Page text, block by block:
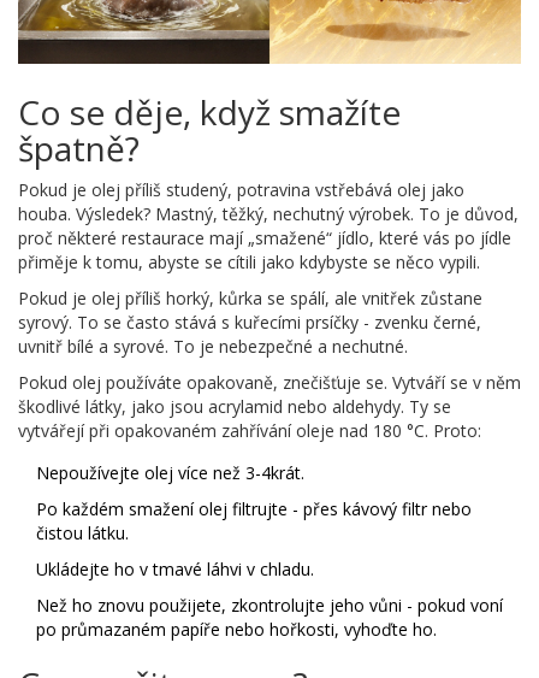
Co se děje, když smažíte
špatně?
Pokud je olej příliš studený, potravina vstřebává olej jako
houba. Výsledek? Mastný, těžký, nechutný výrobek. To je důvod,
proč některé restaurace mají „smažené“ jídlo, které vás po jídle
přiměje k tomu, abyste se cítili jako kdybyste se něco vypili.
Pokud je olej příliš horký, kůrka se spálí, ale vnitřek zůstane
syrový. To se často stává s kuřecími prsíčky - zvenku černé,
uvnitř bílé a syrové. To je nebezpečné a nechutné.
Pokud olej používáte opakovaně, znečišťuje se. Vytváří se v něm
škodlivé látky, jako jsou acrylamid nebo aldehydy. Ty se
vytvářejí při opakovaném zahřívání oleje nad 180 °C. Proto:
Nepoužívejte olej více než 3-4krát.
Po každém smažení olej filtrujte - přes kávový filtr nebo
čistou látku.
Ukládejte ho v tmavé láhvi v chladu.
Než ho znovu použijete, zkontrolujte jeho vůni - pokud voní
po průmazaném papíře nebo hořkosti, vyhoďte ho.